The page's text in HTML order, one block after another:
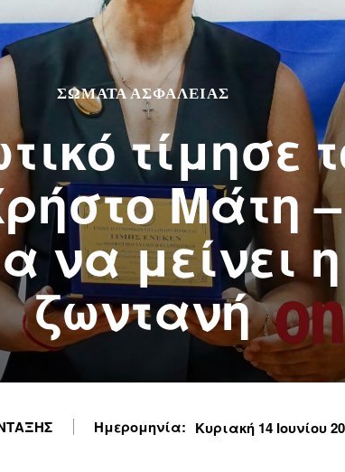
ΣΩΜΑΤΑ ΑΣΦΑΛΕΙΑΣ
τίμησε
Μάτη
να μείνει
ζωντανή
Ημερομηνία: Κυριακή 14 Ιουνίου